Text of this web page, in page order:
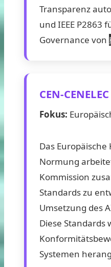
Transparenz
und IEEE P2863
Governance von
CEN-CENELEC
Fokus:
Das
Normung
Kommission
Standards zu
Umsetzung des
Diese Standards
Systemen